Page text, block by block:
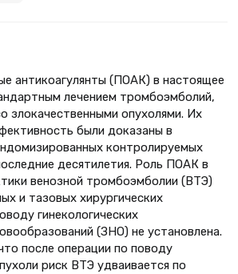
антикоагулянты (ПОАК) в настоящее
лечением тромбоэмболий,
злокачественными опухолями. Их
были доказаны в
контролируемых
десятилетия. Роль ПОАК в
венозной тромбоэмболии (ВТЭ)
и тазовых хирургических
гинекологических
(ЗНО) не установлена.
после операции по поводу
риск ВТЭ удваивается по